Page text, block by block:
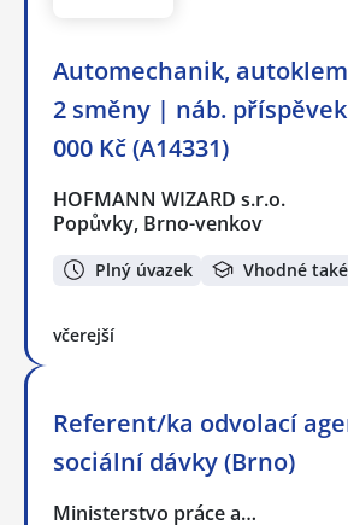
Automechanik,
2 směny | náb.
000 Kč (A14331)
HOFMANN WIZARD s.r.o.
Popůvky, Brno-venkov
Plný úvazek Vhodné
včerejší
Referent/ka odvolací
sociální dávky (Brno)
Ministerstvo práce a…